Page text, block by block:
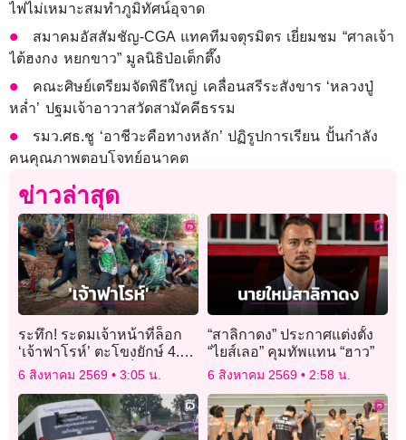
ไฟไม่เหมาะสมทำภูมิทัศน์อุจาด
สมาคมอัสสัมชัญ-CGA แทคทีมจตุรมิตร เยี่ยมชม “ศาลเจ้า
ไต้ฮงกง หยกขาว” มูลนิธิป่อเต็กตึ๊ง
คณะศิษย์เตรียมจัดพิธีใหญ่ เคลื่อนสรีระสังขาร ‘หลวงปู่
หล่ำ’ ปฐมเจ้าอาวาสวัดสามัคคีธรรม
รมว.ศธ.ชู ‘อาชีวะคือทางหลัก’ ปฏิรูปการเรียน ปั้นกำลัง
คนคุณภาพตอบโจทย์อนาคต
ข่าวล่าสุด
ระทึก! ระดมเจ้าหน้าที่ล็อก
‘เจ้าฟาโรห์’ ตะโขงยักษ์ 4.5
เมตร ย้ายบ้านสำเร็จ
6 สิงหาคม 2569 3:05 น.
“สาลิกาดง” ประกาศแต่งตั้ง
“ไยส์เลอ” คุมทัพแทน “ฮาว”
6 สิงหาคม 2569 2:58 น.